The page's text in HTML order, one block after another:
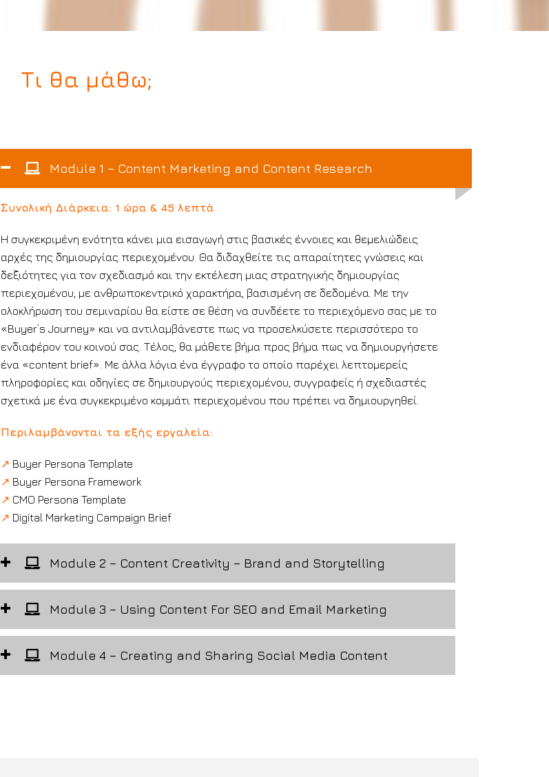
Τι θα μάθω;
Module 1 – Content Marketing and Content Research
Συνολική Διάρκεια: 1 ώρα & 45 λεπτά
Η συγκεκριμένη ενότητα κάνει μια εισαγωγή στις βασικές έννοιες και θεμελιώδεις
αρχές της δημιουργίας περιεχομένου. Θα διδαχθείτε τις απαραίτητες γνώσεις και
δεξιότητες για τον σχεδιασμό και την εκτέλεση μιας στρατηγικής δημιουργίας
περιεχομένου, με ανθρωποκεντρικό χαρακτήρα, βασισμένη σε δεδομένα. Με την
ολοκλήρωση του σεμιναρίου θα είστε σε θέση να συνδέετε το περιεχόμενο σας με το
«Buyer’s Journey» και να αντιλαμβάνεστε πως να προσελκύσετε περισσότερο το
ενδιαφέρον του κοινού σας. Τέλος, θα μάθετε βήμα προς βήμα πως να δημιουργήσετε
ένα «content brief». Με άλλα λόγια ένα έγγραφο το οποίο παρέχει λεπτομερείς
πληροφορίες και οδηγίες σε δημιουργούς περιεχομένου, συγγραφείς ή σχεδιαστές
σχετικά με ένα συγκεκριμένο κομμάτι περιεχομένου που πρέπει να δημιουργηθεί.
Περιλαμβάνονται τα εξής εργαλεία:
↗ Buyer Persona Template
↗ Buyer Persona Framework
↗ CMO Persona Template
↗ Digital Marketing Campaign Brief
Module 2 – Content Creativity – Brand and Storytelling
Module 3 – Using Content For SEO and Email Marketing
Module 4 – Creating and Sharing Social Media Content